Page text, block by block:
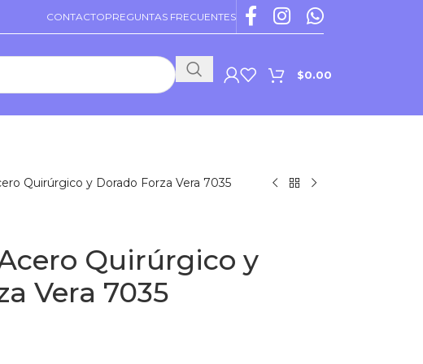
CONTACTOPREGUNTAS FRECUENTES
$0.00
Quirúrgico y Dorado Forza Vera 7035
Quirúrgico y
Vera 7035